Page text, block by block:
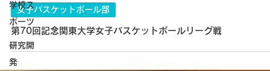
学校ス
ポーツ
研究開
発
女子バスケットボール部
第70回記念関東大学女子バスケットボールリーグ戦